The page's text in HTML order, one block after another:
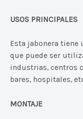
USOS PRINCIPALES
Esta jabonera tiene
que puede ser
industrias, centros
bares, hospitales,
MONTAJE